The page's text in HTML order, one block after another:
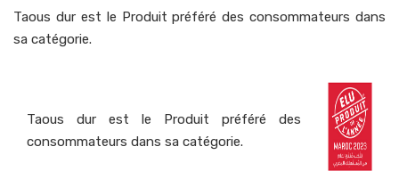
Taous dur est le Produit préféré des consommateurs dans
sa catégorie.
Taous dur est le Produit préféré des
consommateurs dans sa catégorie.